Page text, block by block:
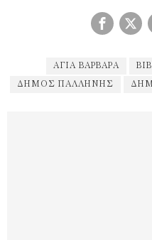
ΑΓΊΑ ΒΑΡΒΆΡΑ
ΔΉΜΟΣ ΠΑΛΛΉΝΗΣ